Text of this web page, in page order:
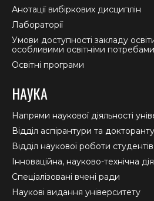
Анотації вибіркових дисциплін
Лабораторії
Умови доступності закладу
особливими освітніми потребами
Освітні програми
НАУКА
Напрями наукової діяльності
Відділ аспірантури та
Відділ наукової роботи студентів
Інноваційна, науково-технічна
Спеціалізовані вчені ради
Наукові видання університету